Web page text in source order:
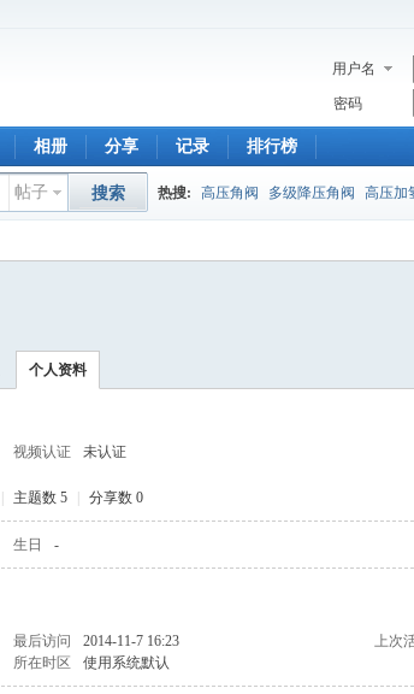
用户名
密码
相册 分享 记录 排行榜
帖子 搜索 热搜: 高压角阀 多级降压角阀 高压加
个人资料
视频认证 未认证
主题数 5 分享数 0
生日 -
最后访问 2014-11-7 16:23 上次
所在时区 使用系统默认